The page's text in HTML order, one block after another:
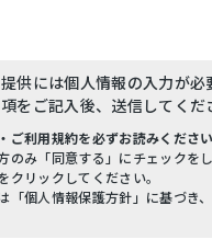
供には個人情報の入力が必
をご記入後、送信してくだ
利用規約を必ずお読みください
のみ「同意する」にチェックを
クリックしてください。
「個人情報保護方針」に基づき